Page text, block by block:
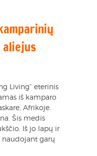
Living“ eterinis
iš kamparo
Afrikoje.
Šis medis
Iš jo lapų ir
naudojant garų